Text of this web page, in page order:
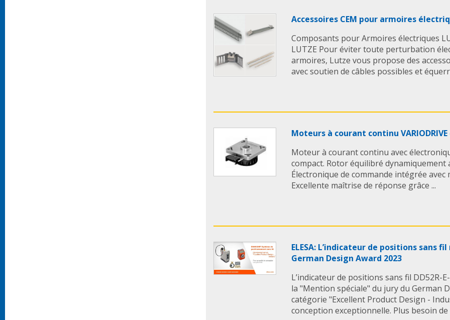
Accessoires CEM pour armoires
Composants pour Armoires électriques
LUTZE Pour éviter toute perturbation
armoires, Lutze vous propose des
avec soutien de câbles possibles et
Moteurs à courant continu VARIODRIVE
Moteur à courant continu avec
compact. Rotor équilibré dynamiquement
Électronique de commande intégrée avec
Excellente maîtrise de réponse grâce ...
ELESA: L’indicateur de positions sans
German Design Award 2023
L’indicateur de positions sans fil DD52R-
la "Mention spéciale" du jury du German
catégorie "Excellent Product Design -
conception exceptionnelle. Plus besoin de